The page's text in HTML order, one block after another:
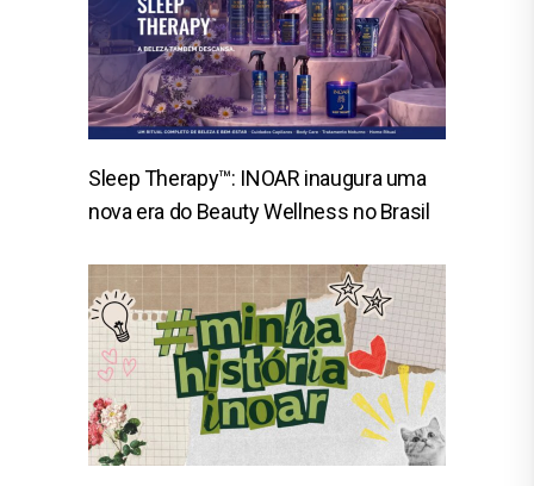
Sleep Therapy™: INOAR inaugura uma
nova era do Beauty Wellness no Brasil